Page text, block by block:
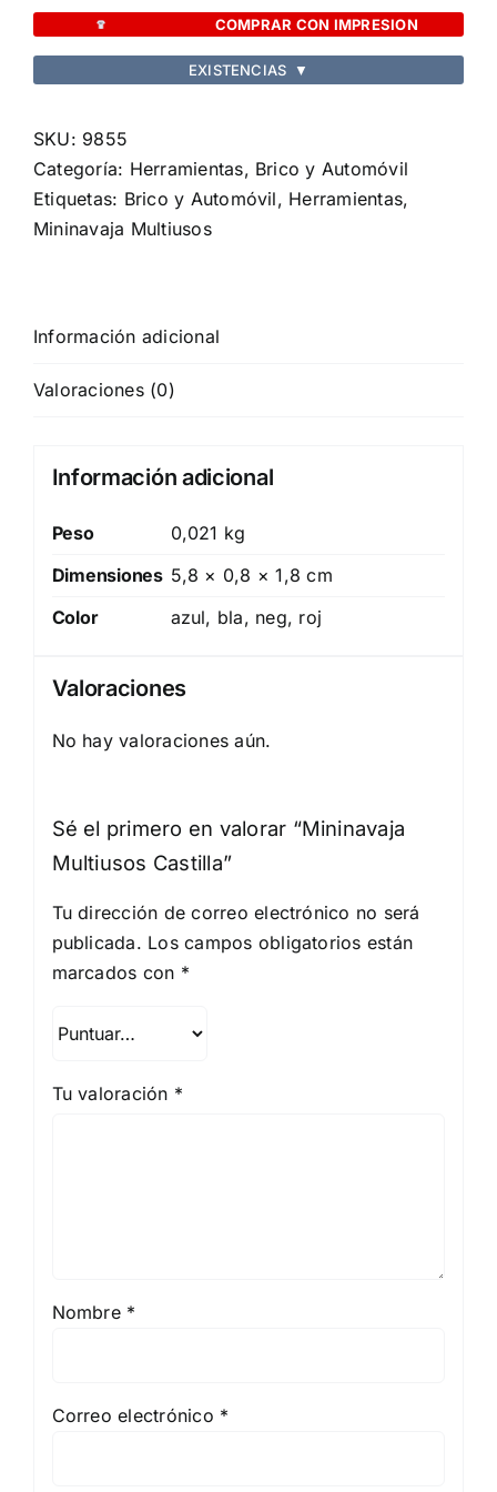
Castilla
cantidad
COMPRAR CON IMPRESION
EXISTENCIAS ▼
SKU: 9855
Categoría: Herramientas, Brico y Automóvil
Etiquetas: Brico y Automóvil, Herramientas,
Mininavaja Multiusos
Información adicional
Valoraciones (0)
Información adicional
Peso
0,021 kg
Dimensiones 5,8 × 0,8 × 1,8 cm
Color
azul, bla, neg, roj
Valoraciones
No hay valoraciones aún.
Sé el primero en valorar “Mininavaja
Multiusos Castilla”
Tu dirección de correo electrónico no será
publicada. Los campos obligatorios están
marcados con *
Tu valoración *
Nombre *
Correo electrónico *